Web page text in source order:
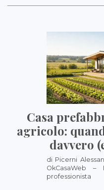
Casa
agricolo:
davvero
di Picerni
OkCasaWeb –
professionista